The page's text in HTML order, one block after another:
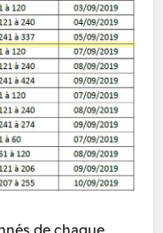
de chaque